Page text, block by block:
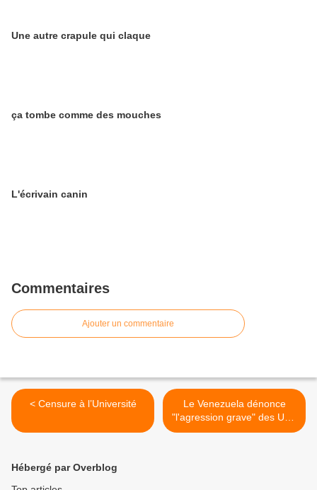
Une autre crapule qui claque
ça tombe comme des mouches
L'écrivain canin
Commentaires
Ajouter un commentaire
< Censure à l’Université
Le Venezuela dénonce
"l'agression grave" des USA
(vidéo) >
Hébergé par Overblog